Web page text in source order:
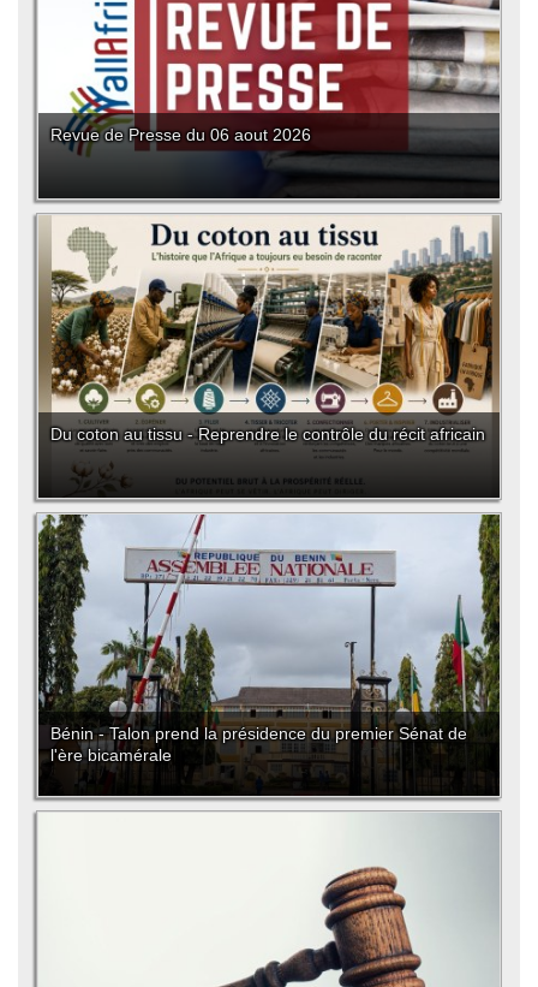
Revue de Presse du 06 aout 2026
Du coton au tissu - Reprendre le contrôle du récit africain
Bénin - Talon prend la présidence du premier Sénat de
l'ère bicamérale